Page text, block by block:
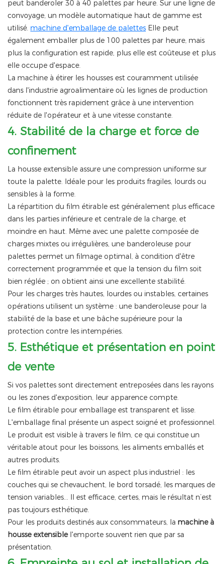
peut banderoler 30 à 40 palettes par heure. Sur une ligne de
convoyage, un modèle automatique haut de gamme est
utilisé. machine d'emballage de palettes Elle peut
également emballer plus de 100 palettes par heure, mais
plus la configuration est rapide, plus elle est coûteuse et plus
elle occupe d'espace.
La machine à étirer les housses est couramment utilisée
dans l'industrie agroalimentaire où les lignes de production
fonctionnent très rapidement grâce à une intervention
réduite de l'opérateur et à une vitesse constante.
4. Stabilité de la charge et force de
confinement
La housse extensible assure une compression uniforme sur
toute la palette. Idéale pour les produits fragiles, lourds ou
sensibles à la forme.
La répartition du film étirable est généralement plus efficace
dans les parties inférieure et centrale de la charge, et
moindre en haut. Même avec une palette composée de
charges mixtes ou irrégulières, une banderoleuse pour
palettes permet un filmage optimal, à condition d'être
correctement programmée et que la tension du film soit
bien réglée ; on obtient ainsi une excellente stabilité.
Pour les charges très hautes, lourdes ou instables, certaines
opérations utilisent un système : une banderoleuse pour la
stabilité de la base et une bâche supérieure pour la
protection contre les intempéries.
5. Esthétique et présentation en point
de vente
Si vos palettes sont directement entreposées dans les rayons
ou les zones d'exposition, leur apparence compte.
Le film étirable pour emballage est transparent et lisse.
L'emballage final présente un aspect soigné et professionnel.
Le produit est visible à travers le film, ce qui constitue un
véritable atout pour les boissons, les aliments emballés et
autres produits.
Le film étirable peut avoir un aspect plus industriel : les
couches qui se chevauchent, le bord torsadé, les marques de
tension variables… Il est efficace, certes, mais le résultat n’est
pas toujours esthétique.
Pour les produits destinés aux consommateurs, la machine à
housse extensible l'emporte souvent rien que par sa
présentation.